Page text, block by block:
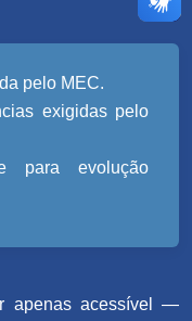
pelo MEC.
exigidas pelo
para evolução
apenas acessível —